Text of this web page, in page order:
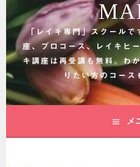
ッ
「レイキ専門」スクール
座、プロコース、レイキヒ
キ講座は再受講も無料。わ
りたい方のコース
メ